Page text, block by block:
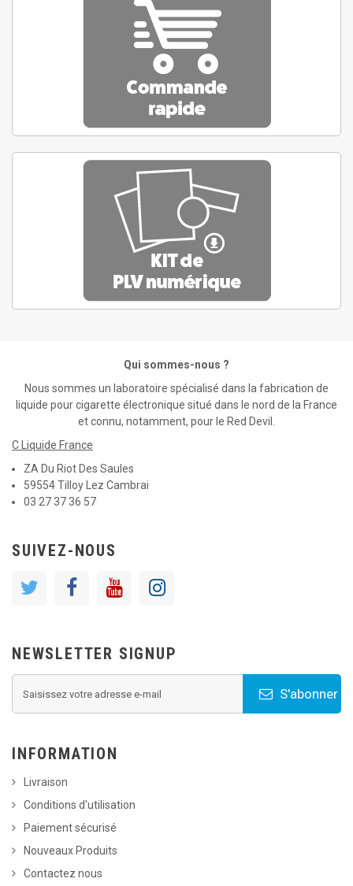
Qui sommes-nous ?
Nous sommes un laboratoire spécialisé dans la fabrication de
liquide pour cigarette électronique situé dans le nord de la France
et connu, notamment, pour le Red Devil.
C Liquide France
ZA Du Riot Des Saules
59554 Tilloy Lez Cambrai
03 27 37 36 57
SUIVEZ-NOUS
NEWSLETTER SIGNUP
S'abonner
INFORMATION
Livraison
Conditions d'utilisation
Paiement sécurisé
Nouveaux Produits
Contactez nous